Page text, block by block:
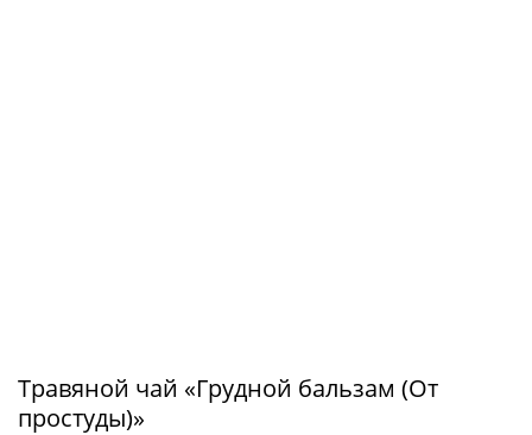
Травяной чай «Грудной бальзам (От
простуды)»